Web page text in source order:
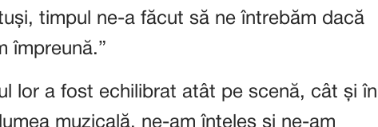
timpul ne-a făcut să ne întrebăm dacă
împreună.”
lor a fost echilibrat atât pe scenă, cât și în
muzicală, ne-am înțeles și ne-am